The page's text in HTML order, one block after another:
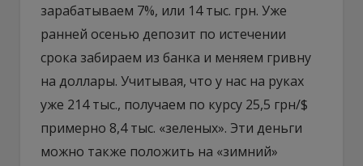
зарабатываем 7%, или 14 тыс. грн. Уже
ранней осенью депозит по истечении
срока забираем из банка и меняем гривну
на доллары. Учитывая, что у нас на руках
уже 214 тыс., получаем по курсу 25,5 грн/$
примерно 8,4 тыс. «зеленых». Эти деньги
можно также положить на «зимний»